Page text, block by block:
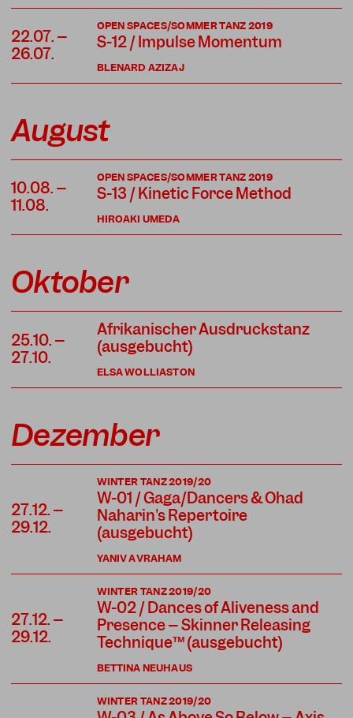
22.07. –
26.07.
BLENARD AZIZAJ
OPEN SPACES/SOMMER TANZ 2019
S-12 / Impulse Momentum
August
10.08. –
11.08.
HIROAKI UMEDA
OPEN SPACES/SOMMER TANZ 2019
S-13 / Kinetic Force Method
Oktober
25.10. –
27.10.
ELSA WOLLIASTON
Afrikanischer Ausdruckstanz
(ausgebucht)
Dezember
27.12. –
29.12.
YANIV AVRAHAM
WINTER TANZ 2019/20
W-01 / Gaga/Dancers & Ohad
Naharin's Repertoire
(ausgebucht)
27.12. –
29.12.
BETTINA NEUHAUS
WINTER TANZ 2019/20
W-02 / Dances of Aliveness and
Presence – Skinner Releasing
Technique™ (ausgebucht)
WINTER TANZ 2019/20